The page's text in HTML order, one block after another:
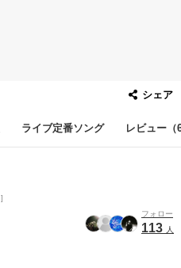
シェア
ライブ定番ソング レビュー（
フォロー
113 人